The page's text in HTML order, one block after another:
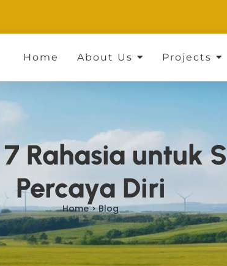
Home About Us Projects
Rahasia untuk
Percaya Diri
Home > Blog